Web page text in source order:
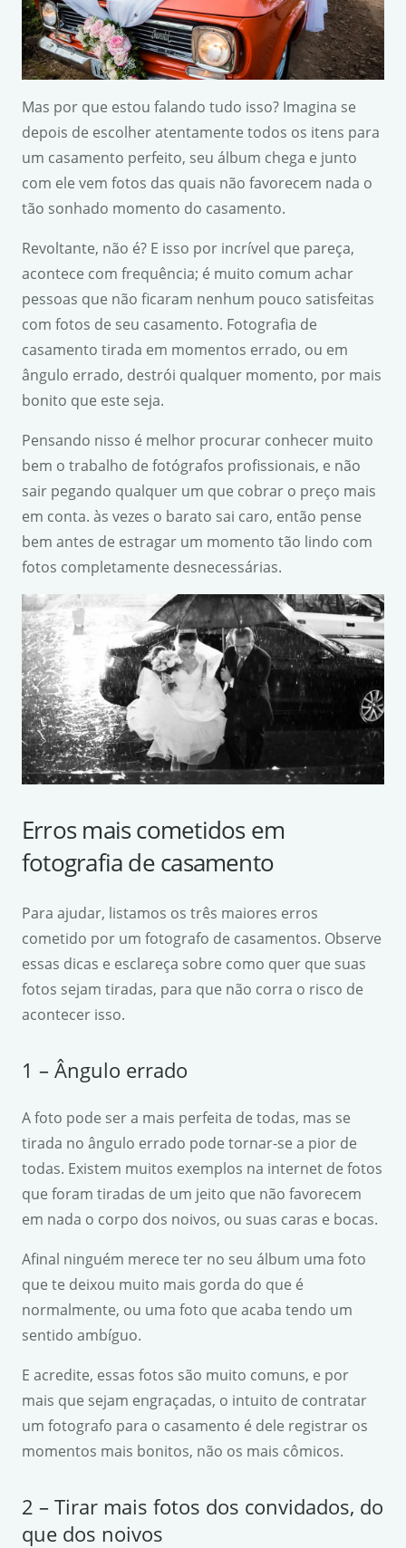
Mas por que estou falando tudo isso? Imagina se
depois de escolher atentamente todos os itens para
um casamento perfeito, seu álbum chega e junto
com ele vem fotos das quais não favorecem nada o
tão sonhado momento do casamento.
Revoltante, não é? E isso por incrível que pareça,
acontece com frequência; é muito comum achar
pessoas que não ficaram nenhum pouco satisfeitas
com fotos de seu casamento. Fotografia de
casamento tirada em momentos errado, ou em
ângulo errado, destrói qualquer momento, por mais
bonito que este seja.
Pensando nisso é melhor procurar conhecer muito
bem o trabalho de fotógrafos profissionais, e não
sair pegando qualquer um que cobrar o preço mais
em conta. às vezes o barato sai caro, então pense
bem antes de estragar um momento tão lindo com
fotos completamente desnecessárias.
Erros mais cometidos em
fotografia de casamento
Para ajudar, listamos os três maiores erros
cometido por um fotografo de casamentos. Observe
essas dicas e esclareça sobre como quer que suas
fotos sejam tiradas, para que não corra o risco de
acontecer isso.
1 – Ângulo errado
A foto pode ser a mais perfeita de todas, mas se
tirada no ângulo errado pode tornar-se a pior de
todas. Existem muitos exemplos na internet de fotos
que foram tiradas de um jeito que não favorecem
em nada o corpo dos noivos, ou suas caras e bocas.
Afinal ninguém merece ter no seu álbum uma foto
que te deixou muito mais gorda do que é
normalmente, ou uma foto que acaba tendo um
sentido ambíguo.
E acredite, essas fotos são muito comuns, e por
mais que sejam engraçadas, o intuito de contratar
um fotografo para o casamento é dele registrar os
momentos mais bonitos, não os mais cômicos.
2 – Tirar mais fotos dos convidados, do
que dos noivos